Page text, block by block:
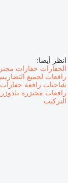
انظر أيضا:
الحفارات حفارات
رافعات لجميع
شاحنات رافعة
رافعات مجنزرة
التركيب